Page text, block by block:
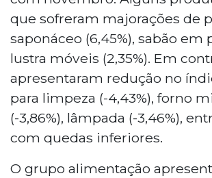
que sofreram majorações de
saponáceo (6,45%), sabão em
lustra móveis (2,35%). Em
apresentaram redução no
para limpeza (-4,43%), forno
(-3,86%), lâmpada (-3,46%),
com quedas inferiores.
O grupo alimentação